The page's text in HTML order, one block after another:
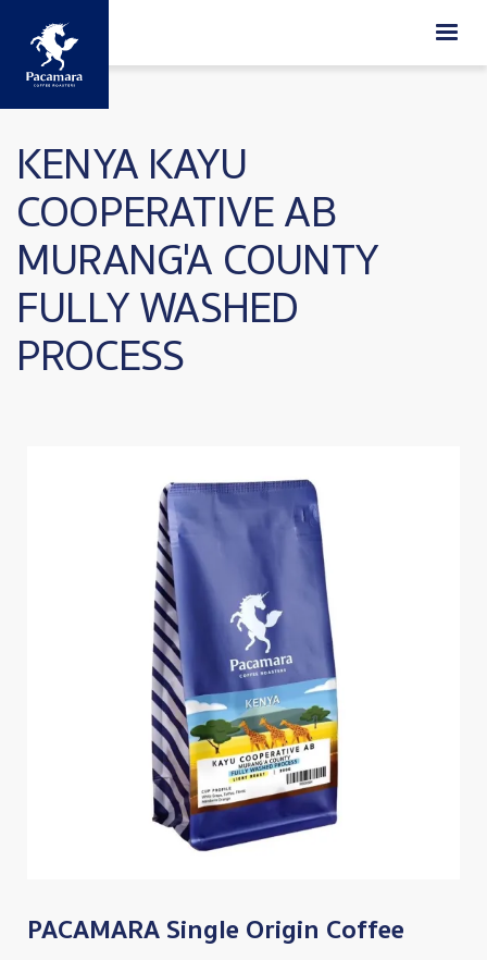
ข้ามไปยังเนื้อหาหลัก
KENYA KAYU
COOPERATIVE AB
MURANG'A COUNTY
FULLY WASHED
PROCESS
PACAMARA Single Origin Coffee